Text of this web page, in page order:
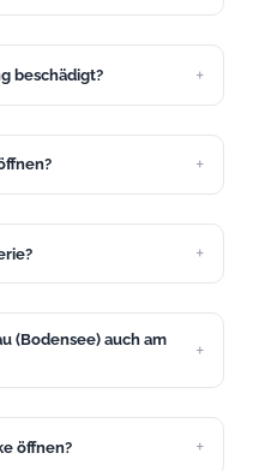
vor dem Einsatz in
beschädigt?
(Bodensee) gelingt das.
weitere.
öffnen.
hilft schnell.
(Bodensee) auch am
und Feiertagen.
öffnen?